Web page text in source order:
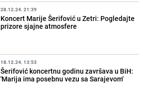
28.12.24. 21:39
Koncert Marije Šerifović u Zetri: Pogledajte
prizore sjajne atmosfere
18.12.24. 13:53
Šerifović koncertnu godinu završava u BiH:
'Marija ima posebnu vezu sa Sarajevom'